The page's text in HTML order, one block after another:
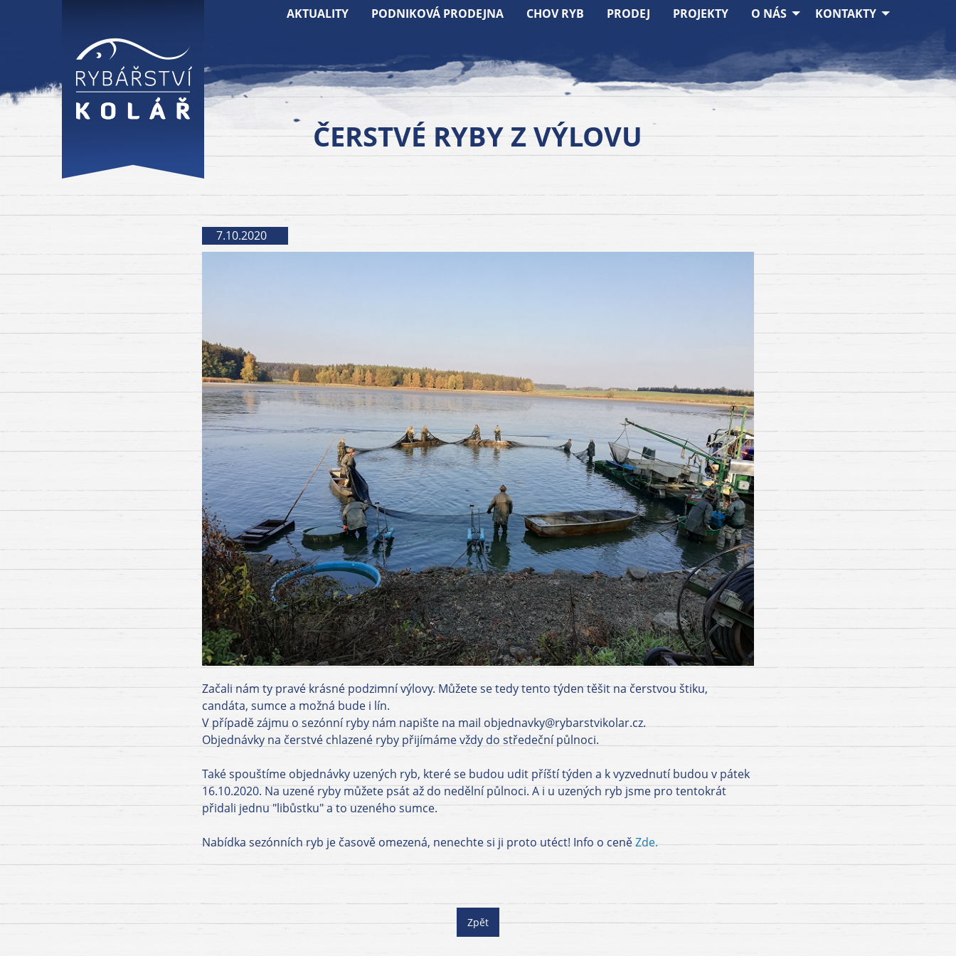
AKTUALITY PODNIKOVÁ PRODEJNA CHOV RYB PRODEJ PROJEKTY O NÁS KONTAKTY
ČERSTVÉ RYBY Z VÝLOVU
7.10.2020
Začali nám ty pravé krásné podzimní výlovy. Můžete se tedy tento týden těšit na čerstvou štiku,
candáta, sumce a možná bude i lín.
V případě zájmu o sezónní ryby nám napište na mail objednavky@rybarstvikolar.cz.
Objednávky na čerstvé chlazené ryby přijímáme vždy do středeční půlnoci.
Také spouštíme objednávky uzených ryb, které se budou udit příští týden a k vyzvednutí budou v pátek
16.10.2020. Na uzené ryby můžete psát až do nedělní půlnoci. A i u uzených ryb jsme pro tentokrát
přidali jednu "libůstku" a to uzeného sumce.
Nabídka sezónních ryb je časově omezená, nenechte si ji proto utéct! Info o ceněZde.
Zpět